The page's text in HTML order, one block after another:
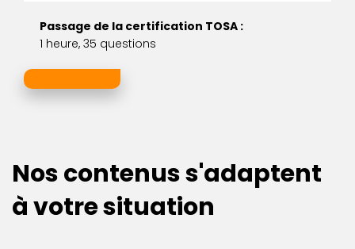
Passage de la certification TOSA :
1 heure, 35 questions
En savoir plus
Nos contenus s'adaptent
à votre situation